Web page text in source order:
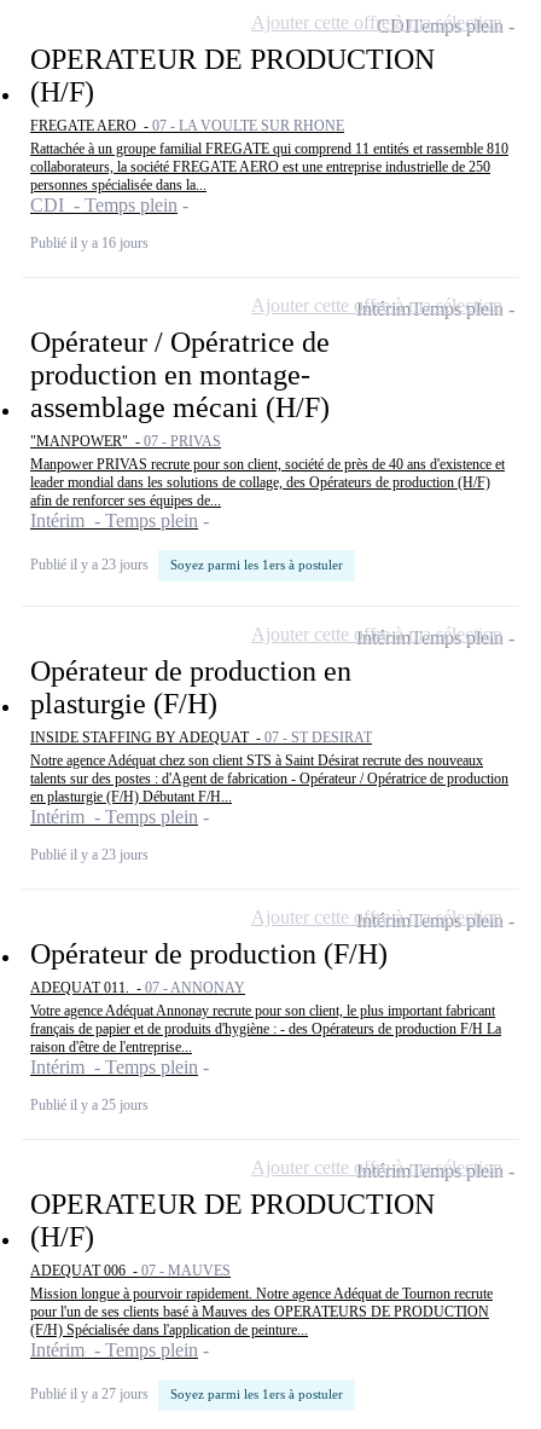
OPERATEUR DE PRODUCTION
(H/F)
FREGATE AERO - 07 - LA VOULTE SUR RHONE
Rattachée à un groupe familial FREGATE qui comprend 11 entités et rassemble 810
collaborateurs, la société FREGATE AERO est une entreprise industrielle de 250
personnes spécialisée dans la...
CDI - Temps plein
Publié il y a 16 jours
CDITemps plein
Ajouter cette offre à ma sélection
Opérateur / Opératrice de
production en montage-
assemblage mécani (H/F)
"MANPOWER" - 07 - PRIVAS
Manpower PRIVAS recrute pour son client, société de près de 40 ans d'existence et
leader mondial dans les solutions de collage, des Opérateurs de production (H/F)
afin de renforcer ses équipes de...
Intérim - Temps plein
Publié il y a 23 jours Soyez parmi les 1ers à postuler
IntérimTemps plein
Ajouter cette offre à ma sélection
Opérateur de production en
plasturgie (F/H)
INSIDE STAFFING BY ADEQUAT - 07 - ST DESIRAT
Notre agence Adéquat chez son client STS à Saint Désirat recrute des nouveaux
talents sur des postes : d'Agent de fabrication - Opérateur / Opératrice de production
en plasturgie (F/H) Débutant F/H...
Intérim - Temps plein
Publié il y a 23 jours
IntérimTemps plein
Ajouter cette offre à ma sélection
Opérateur de production (F/H)
ADEQUAT 011. - 07 - ANNONAY
Votre agence Adéquat Annonay recrute pour son client, le plus important fabricant
français de papier et de produits d'hygiène : - des Opérateurs de production F/H La
raison d'être de l'entreprise...
Intérim - Temps plein
Publié il y a 25 jours
IntérimTemps plein
Ajouter cette offre à ma sélection
OPERATEUR DE PRODUCTION
(H/F)
ADEQUAT 006 - 07 - MAUVES
Mission longue à pourvoir rapidement. Notre agence Adéquat de Tournon recrute
pour l'un de ses clients basé à Mauves des OPERATEURS DE PRODUCTION
(F/H) Spécialisée dans l'application de peinture...
Intérim - Temps plein
Publié il y a 27 jours Soyez parmi les 1ers à postuler
IntérimTemps plein
Ajouter cette offre à ma sélection